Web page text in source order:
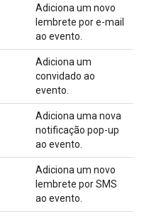
Adiciona um novo
lembrete por e-mail
ao evento.
Adiciona um
convidado ao
evento.
Adiciona uma nova
notificação pop-up
ao evento.
Adiciona um novo
lembrete por SMS
ao evento.